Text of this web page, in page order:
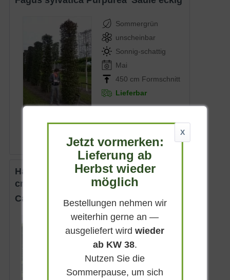
Sommergrün
unscheinbar
Sonnig-schattig
Mai
450 cm Formschnitt
Lieferbar
Hainbuche 'Säule eckig' Höhe 275
cm
Carpinus betulus 'Säule eckig'
Sommergrün
Sonnig-schattig
Lieferbar
X
Jetzt vormerken:
Lieferung ab
Herbst wieder
möglich
Bestellungen nehmen wir
weiterhin gerne an —
ausgeliefert wirdwieder
ab KW 38.
Nutzen Sie die
Sommerpause, um sich